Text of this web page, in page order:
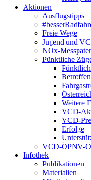
Aktionen
Ausflugstipps
Freie Wege
Jugend und
NOx-
Pünktliche
Weitere
VCD-
VCD-
Erfolge
VCD-ÖPNV-
Infothek
Publikationen
Materialien